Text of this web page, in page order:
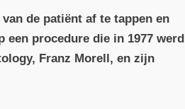
de patiënt af te tappen en
een procedure die in 1977 werd
Franz Morell, en zijn